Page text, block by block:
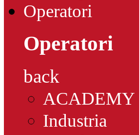
Operatori
Operatori
back
ACADEMY
Industria